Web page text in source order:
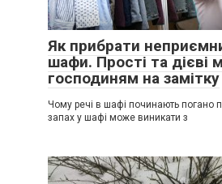
Як прибрати
шафи. Прості та дієві
господиням на замітку
Чому речі в шафі починають погано
запах у шафі може виникати з